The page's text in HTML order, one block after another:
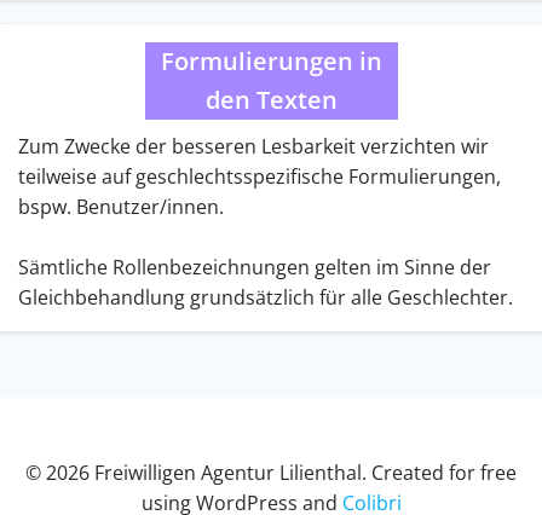
Formulierungen in
den Texten
Zum Zwecke der besseren Lesbarkeit verzichten wir
teilweise auf geschlechtsspezifische Formulierungen,
bspw. Benutzer/innen.
Sämtliche Rollenbezeichnungen gelten im Sinne der
Gleichbehandlung grundsätzlich für alle Geschlechter.
© 2026 Freiwilligen Agentur Lilienthal. Created for free
using WordPress and Colibri